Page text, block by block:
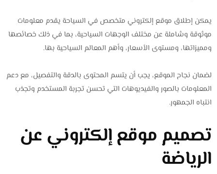
يمكن إطلاق موقع إلكتروني متخصص في السياحة يقدم معلومات
موثوقة وشاملة عن مختلف الوجهات السياحية، بما في ذلك خصائصها
ومميزاتها، ومستوى الأسعار، وأهم المعالم السياحية بها.
لضمان نجاح الموقع، يجب أن يتسم المحتوى بالدقة والتفصيل، مع دعم
المعلومات بالصور والفيديوهات التي تحسن تجربة المستخدم وتجذب
انتباه الجمهور.
تصميم موقع إلكتروني عن
الرياضة